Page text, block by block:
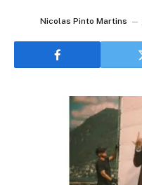
Nicolas Pinto Martins